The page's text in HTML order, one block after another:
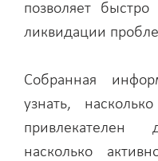
позволяет
ликвидации
Собранная
узнать,
привлекателен
насколько